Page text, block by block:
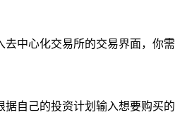
去中心化交易所的交易界面，你
自己的投资计划输入想要购买